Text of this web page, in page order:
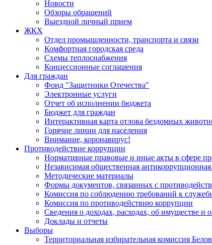
Новости
Обзоры обращений
Выездной личный прием
ЖКХ
Отдел промышленности, транспорта и связи
Комфортная городская среда
Схемы теплоснабжения
Концессионные соглашения
Для граждан
Фонд "Защитники Отечества"
Электронные услуги
Отчет об исполнении бюджета
Бюджет для граждан
Интерактивная карта отлова бездомных
Горячие линии для населения
Внимание, коронавирус!
Противодействие коррупции
Нормативные правовые и иные акты в сфере
Независимая общественная антикоррупционная
Методические материалы
Формы документов, связанных с
Комиссия по соблюдению требований к
Комиссия по противодействию коррупции
Сведения о доходах, расходах, об имуществе и
Доклады и отчеты
Выборы
Территориальная избирательная комиссия